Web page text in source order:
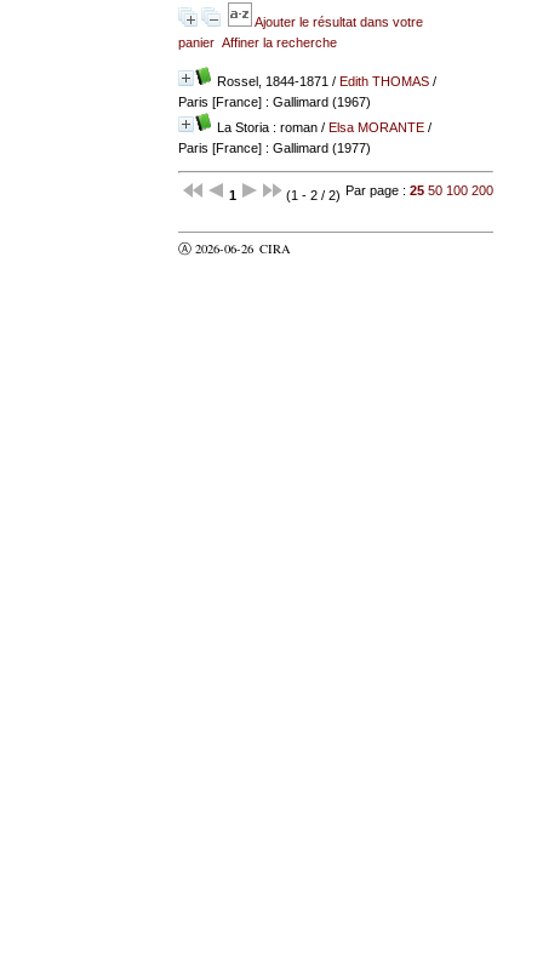
Ajouter le résultat dans votre
panier Affiner la recherche
Rossel, 1844-1871 / Edith THOMAS/
Paris [France] : Gallimard (1967)
La Storia : roman/ Elsa MORANTE/
Paris [France] : Gallimard (1977)
1 (1 - 2 / 2) Par page : 25 50 100 200
Ⓐ 2026-06-26 CIRA